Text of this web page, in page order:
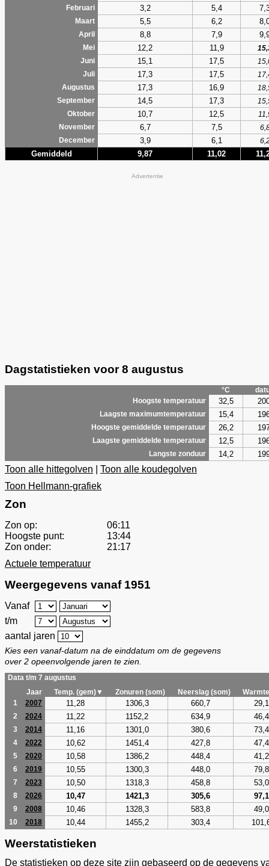
Februari 3,2 5,4
Maart 5,5 6,2
April 8,8 7,9
Mei 12,2 11,9
Juni
15,1 17,5
Juli
17,3 17,5
Augustus
17,3 16,9
September
14,5 17,3
Oktober
10,7 12,5
November
6,7 7,5
December
3,9 6,1
Gemiddeld 9,87 11,02
Advertentie
Dagstatistieken voor 8 augustus
°C
Hoogste temperatuur
32,5
Laagste maximumtemperatuur 15,4
Hoogste gemiddelde temperatuur 26,2
Laagste gemiddelde temperatuur 12,5
Langste zonduur 14,2
Toon alle hittegolven
Toon alle koudegolven
Toon Hellmann-grafiek
Zon
Zon op:
06:11
Hoogste punt:
13:44
Zon onder:
21:17
Actuele temperatuur
Weergegevens vanaf 1951
Vanaf
t/m
aantal jaren
Kies een vanaf-datum na de einddatum om de gegevens
over 2 opeenvolgende jaren te zien.
Data t/m 7 augustus
Jaar
Temp. (gem)▼ Zonuren (som) Neerslag (som)
1
2007 11,28 1306,3 660,7 29,1
2 2024 11,22 1152,2 634,9 46,4
3 2014 11,16 1301,0 380,6 73,4
4 2022 10,62 1451,4 427,8 47,4
5 2020 10,58 1386,2 448,4 41,2
6 2019 10,55 1300,3 448,0 79,8
7 2023 10,50 1318,3 458,8 53,0
8 2026 10,47 1421,3 305,6 97,1
9 2008 10,46 1328,3 583,8 49,0
10 2018 10,44 1455,2 303,4
Weerstatistieken
De statistieken op deze site zijn gebaseerd op de gegevens